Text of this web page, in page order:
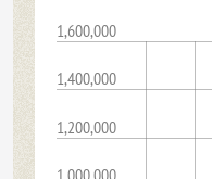
1,000,000
1,200,000
1,400,000
1,600,000